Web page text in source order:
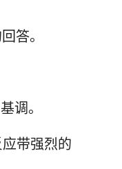
答。
调。
带强烈的